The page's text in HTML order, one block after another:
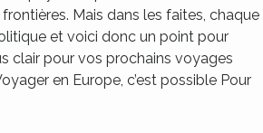
Mais dans les faites, chaque
et voici donc un point pour
clair pour vos prochains voyages
en Europe, c’est possible Pour